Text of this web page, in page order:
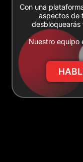
Con una
aspectos de
Nuestro equipo